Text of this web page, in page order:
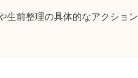
生前整理の具体的なアクション